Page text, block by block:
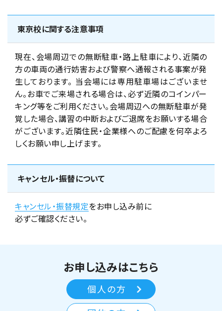
東京校に関する注意事項
現在、会場周辺での無断駐車・路上駐車により、近隣の
方の車両の通行妨害および警察へ通報される事案が発
生しております。 当会場には専用駐車場はございませ
ん。お車でご来場される場合は、必ず近隣のコインパー
キング等をご利用ください。会場周辺への無断駐車が発
覚した場合、講習の中断およびご退席をお願いする場合
がございます。近隣住民・企業様へのご配慮を何卒よろ
しくお願い申し上げます。
キャンセル・振替について
キャンセル・振替規定をお申し込み前に
必ずご確認ください。
お申し込みはこちら
個人の方